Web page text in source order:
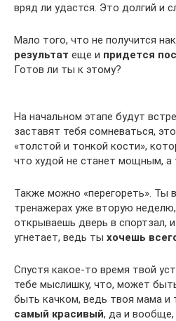
вряд ли удастся. Это долгий и
Мало того, что не получится
результат еще и придется
Готов ли ты к этому?
На начальном этапе будут
заставят тебя сомневаться,
«толстой и тонкой кости»,
что худой не станет мощным,
Также можно «перегореть». Ты
тренажерах уже вторую
открываешь дверь в спортзал,
угнетает, ведь ты хочешь
Спустя какое-то время твой
тебе мыслишку, что, может
быть качком, ведь твоя мама и
самый красивый, да и вообще,